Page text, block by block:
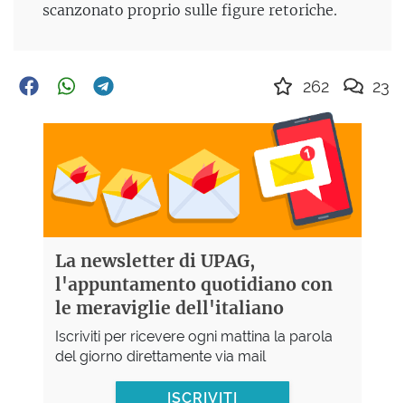
scanzonato proprio sulle figure retoriche.
262 23
La newsletter di UPAG,
l'appuntamento quotidiano con
le meraviglie dell'italiano
Iscriviti per ricevere ogni mattina la parola
del giorno direttamente via mail
ISCRIVITI